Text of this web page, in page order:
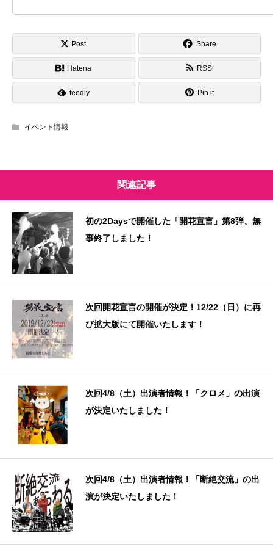
Post Share
Hatena RSS
feedly Pin it
イベント情報
関連記事
初の2Daysで開催した「開花宣言」第8弾、無
事終了しました！
次回開花宣言の開催が決定！12/22（日）に再
び拡大版にて開催いたします！
次回4/8（土）出演者情報！「クロメ」の出演
が決定いたしました！
次回4/8（土）出演者情報！「断絶交流」の出
演が決定いたしました！